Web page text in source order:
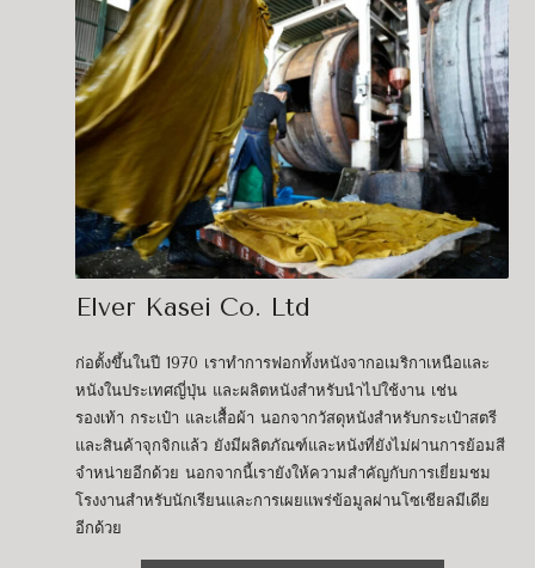
Elver Kasei Co. Ltd
ก่อตั้งขึ้นในปี 1970 เราทำการฟอกทั้งหนังจากอเมริกาเหนือและ
หนังในประเทศญี่ปุ่น และผลิตหนังสำหรับนำไปใช้งาน เช่น
รองเท้า กระเป๋า และเสื้อผ้า นอกจากวัสดุหนังสำหรับกระเป๋าสตรี
และสินค้าจุกจิกแล้ว ยังมีผลิตภัณฑ์และหนังที่ยังไม่ผ่านการย้อมสี
จำหน่ายอีกด้วย นอกจากนี้เรายังให้ความสำคัญกับการเยี่ยมชม
โรงงานสำหรับนักเรียนและการเผยแพร่ข้อมูลผ่านโซเชียลมีเดีย
อีกด้วย